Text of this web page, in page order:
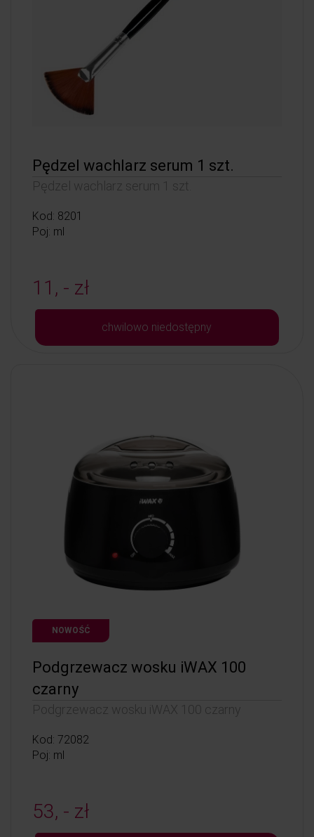
Pędzel wachlarz serum 1 szt.
Pędzel wachlarz serum 1 szt.
Kod: 8201
Poj: ml
11, - zł
chwilowo niedostępny
NOWOŚĆ
Podgrzewacz wosku iWAX 100
czarny
Podgrzewacz wosku iWAX 100 czarny
Kod: 72082
Poj: ml
53, - zł